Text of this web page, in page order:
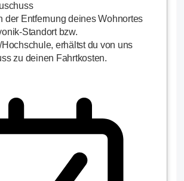
der Entfernung deines Wohnortes
Standort bzw.
erhältst du von uns
zu deinen Fahrtkosten.